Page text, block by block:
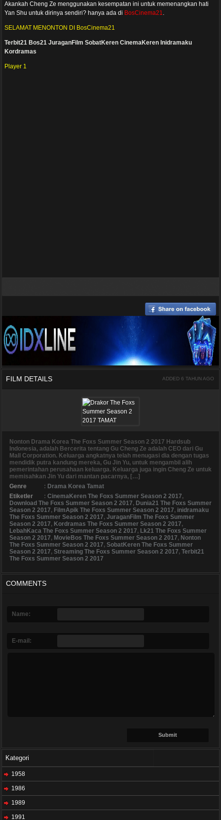
Akankah Cheng Ze menggunakan kesempatan ini untuk memenangkan hati
Yan Shu untuk dirinya sendiri? hanya ada di BosCinema21.
SELAMAT MENONTON DI BosCinema21
Terbit21 Bos21 JuraganFilm SobatKeren CinemaKeren Inidramaku
Kordramas
Player 1
FILM DETAILS ADDED 6 TAHUN AGO
Nonton Drama Korea The Foxs Summer Season 2 2017 Hardsub
Indonesia, adalah Bercerita tentang Gu Cheng Ze adalah CEO dari Gu
Mall Corporation. Keluarga angkatnya telah menugasi dia dengan tugas
mendidik putra kandung mereka, Gu Jin Yu, untuk mengambil alih
pemerintahan perusahaan keluarga. Keluarga juga ingin Cheng Ze untuk
memisahkan Jin Yu dari mantan pacarnya, […]
Genre
: Drama Korea Tamat
Etiketler
: CinemaKeren The Foxs Summer Season 2 2017,
Download The Foxs Summer Season 2 2017, Dunia21 The Foxs Summer
Season 2 2017, FilmApik The Foxs Summer Season 2 2017, inidramaku
The Foxs Summer Season 2 2017, JuraganFilm The Foxs Summer
Season 2 2017, Kordramas The Foxs Summer Season 2 2017,
LebahKaca The Foxs Summer Season 2 2017, Lk21 The Foxs Summer
Season 2 2017, MovieBos The Foxs Summer Season 2 2017, Nonton
The Foxs Summer Season 2 2017, SobatKeren The Foxs Summer
Season 2 2017, Streaming The Foxs Summer Season 2 2017, Terbit21
The Foxs Summer Season 2 2017
COMMENTS
Name:
E-mail:
Kategori
1958
1986
1989
1991